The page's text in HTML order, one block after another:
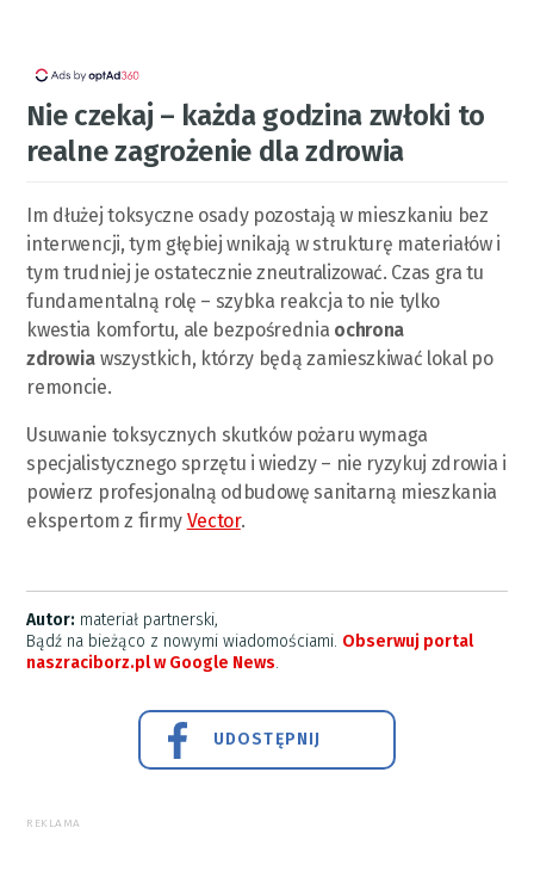
Nie czekaj – każda godzina zwłoki to
realne zagrożenie dla zdrowia
Im dłużej toksyczne osady pozostają w mieszkaniu bez
interwencji, tym głębiej wnikają w strukturę materiałów i
tym trudniej je ostatecznie zneutralizować. Czas gra tu
fundamentalną rolę – szybka reakcja to nie tylko
kwestia komfortu, ale bezpośrednia ochrona
zdrowia wszystkich, którzy będą zamieszkiwać lokal po
remoncie.
Usuwanie toksycznych skutków pożaru wymaga
specjalistycznego sprzętu i wiedzy – nie ryzykuj zdrowia i
powierz profesjonalną odbudowę sanitarną mieszkania
ekspertom z firmy Vector.
Autor: materiał partnerski,
Bądź na bieżąco z nowymi wiadomościami. Obserwuj portal
naszraciborz.pl w Google News.
UDOSTĘPNIJ
REKLAMA